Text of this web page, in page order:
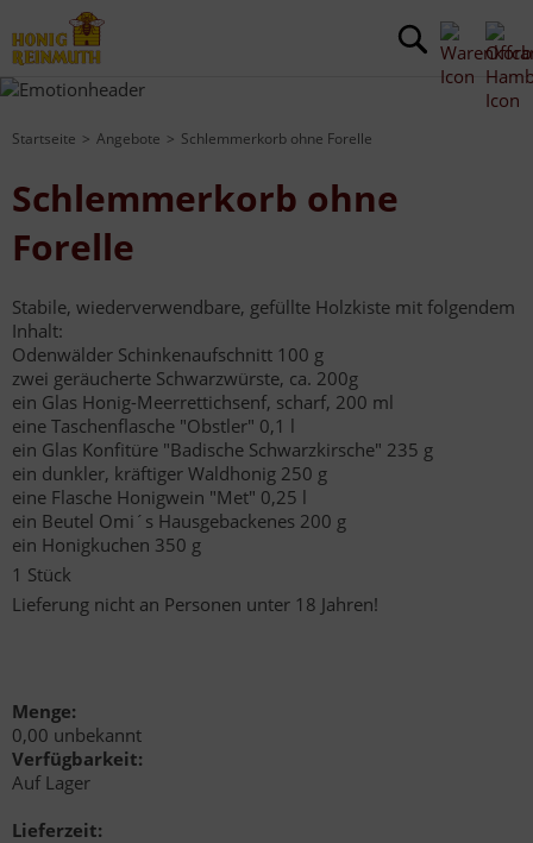
Startseite Angebote Schlemmerkorb ohne Forelle
Schlemmerkorb ohne
Forelle
Stabile, wiederverwendbare, gefüllte Holzkiste mit folgendem
Inhalt:
Odenwälder Schinkenaufschnitt 100 g
zwei geräucherte Schwarzwürste, ca. 200g
ein Glas Honig-Meerrettichsenf, scharf, 200 ml
eine Taschenflasche "Obstler" 0,1 l
ein Glas Konfitüre "Badische Schwarzkirsche" 235 g
ein dunkler, kräftiger Waldhonig 250 g
eine Flasche Honigwein "Met" 0,25 l
ein Beutel Omi´s Hausgebackenes 200 g
ein Honigkuchen 350 g
1 Stück
Lieferung nicht an Personen unter 18 Jahren!
Menge:
0,00 unbekannt
Verfügbarkeit:
Auf Lager
Lieferzeit: